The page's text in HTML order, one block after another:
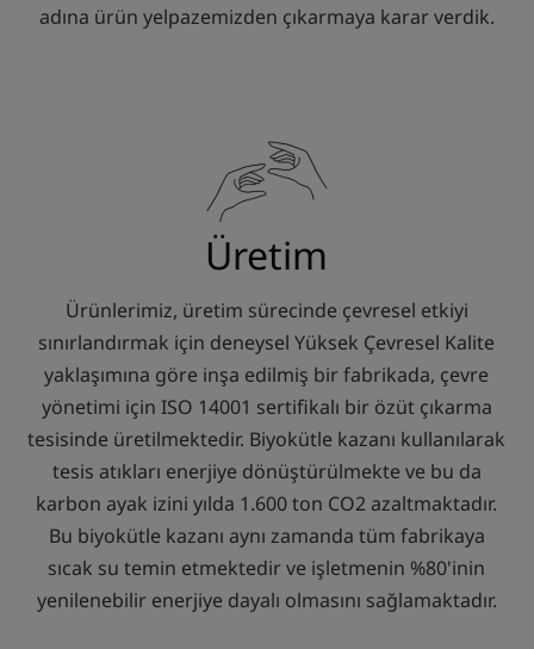
adına ürün yelpazemizden çıkarmaya karar verdik.
Üretim
Ürünlerimiz, üretim sürecinde çevresel etkiyi
sınırlandırmak için deneysel Yüksek Çevresel Kalite
yaklaşımına göre inşa edilmiş bir fabrikada, çevre
yönetimi için ISO 14001 sertifikalı bir özüt çıkarma
tesisinde üretilmektedir. Biyokütle kazanı kullanılarak
tesis atıkları enerjiye dönüştürülmekte ve bu da
karbon ayak izini yılda 1.600 ton CO2 azaltmaktadır.
Bu biyokütle kazanı aynı zamanda tüm fabrikaya
sıcak su temin etmektedir ve işletmenin %80'inin
yenilenebilir enerjiye dayalı olmasını sağlamaktadır.